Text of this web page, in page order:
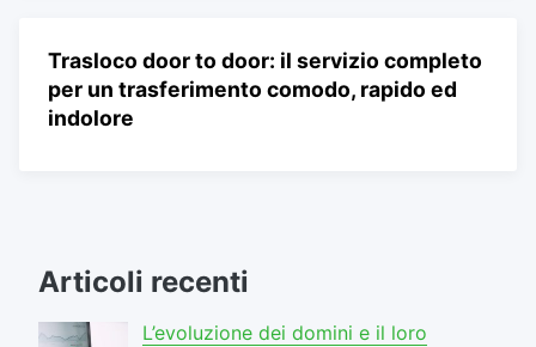
Trasloco door to door: il servizio completo
per un trasferimento comodo, rapido ed
indolore
Articoli recenti
L’evoluzione dei domini e il loro